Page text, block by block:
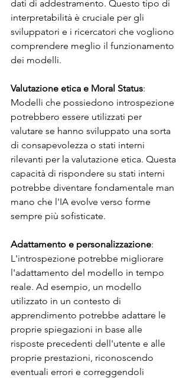
dati di addestramento. Questo tipo di
interpretabilità è cruciale per gli
sviluppatori e i ricercatori che vogliono
comprendere meglio il funzionamento
dei modelli.
Valutazione etica e Moral Status:
Modelli che possiedono introspezione
potrebbero essere utilizzati per
valutare se hanno sviluppato una sorta
di consapevolezza o stati interni
rilevanti per la valutazione etica. Questa
capacità di rispondere su stati interni
potrebbe diventare fondamentale man
mano che l'IA evolve verso forme
sempre più sofisticate.
Adattamento e personalizzazione:
L'introspezione potrebbe migliorare
l'adattamento del modello in tempo
reale. Ad esempio, un modello
utilizzato in un contesto di
apprendimento potrebbe adattare le
proprie spiegazioni in base alle
risposte precedenti dell'utente e alle
proprie prestazioni, riconoscendo
eventuali errori e correggendoli